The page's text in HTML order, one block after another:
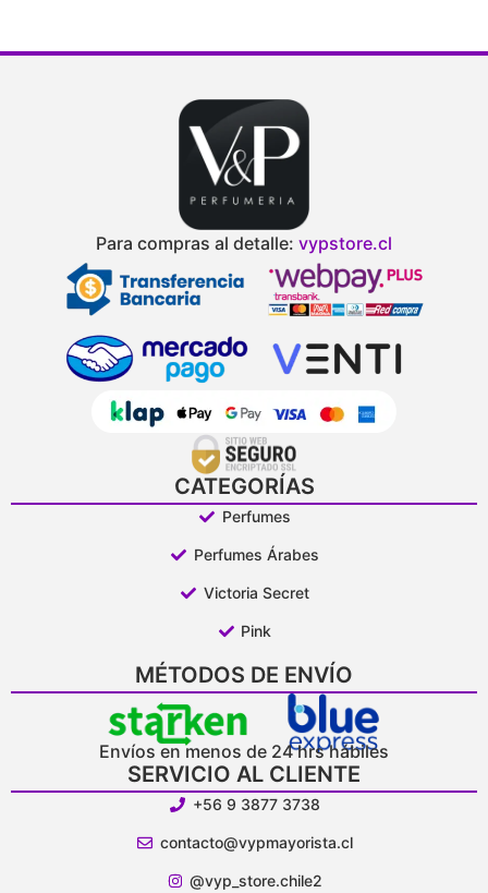
Para compras al detalle: vypstore.cl
CATEGORÍAS
Perfumes
Perfumes Árabes
Victoria Secret
Pink
MÉTODOS DE ENVÍO
Envíos en menos de 24 hrs hábiles
SERVICIO AL CLIENTE
+56 9 3877 3738
contacto@vypmayorista.cl
@vyp_store.chile2